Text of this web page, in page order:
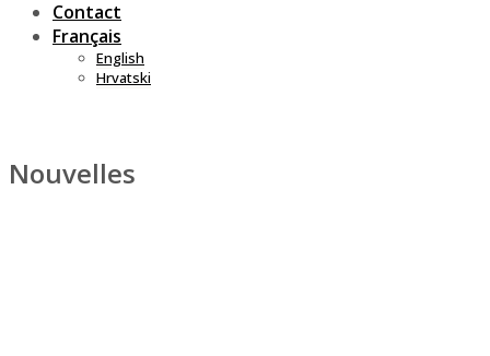
Contact
Français
English
Hrvatski
Nouvelles